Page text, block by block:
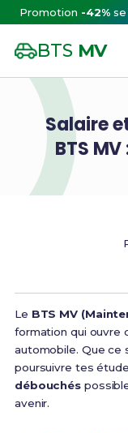
Promotion -42%se
BTS MV
Salaire
BTS
Le BTS MV
formation qui ouvre
automobile. Que ce
poursuivre tes
débouchés
avenir.